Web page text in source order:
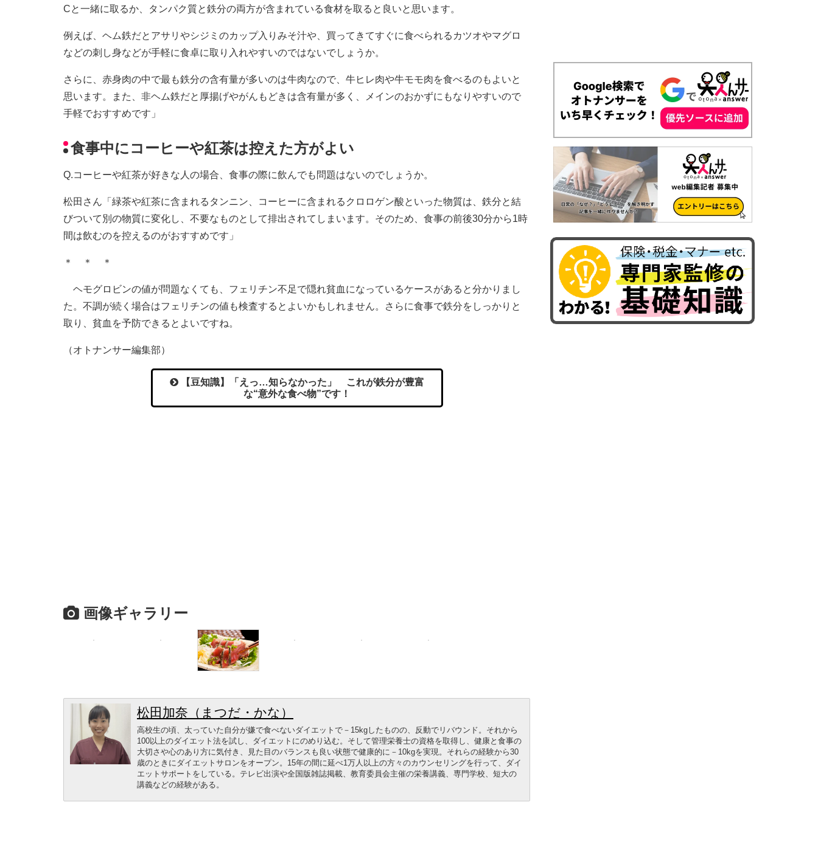
Cと一緒に取るか、タンパク質と鉄分の両方が含まれている食材を取ると良いと思います。
例えば、ヘム鉄だとアサリやシジミのカップ入りみそ汁や、買ってきてすぐに食べられるカツオやマグロ
などの刺し身などが手軽に食卓に取り入れやすいのではないでしょうか。
さらに、赤身肉の中で最も鉄分の含有量が多いのは牛肉なので、牛ヒレ肉や牛モモ肉を食べるのもよいと
思います。また、非ヘム鉄だと厚揚げやがんもどきは含有量が多く、メインのおかずにもなりやすいので
手軽でおすすめです」
食事中にコーヒーや紅茶は控えた方がよい
Q.コーヒーや紅茶が好きな人の場合、食事の際に飲んでも問題はないのでしょうか。
松田さん「緑茶や紅茶に含まれるタンニン、コーヒーに含まれるクロロゲン酸といった物質は、鉄分と結
びついて別の物質に変化し、不要なものとして排出されてしまいます。そのため、食事の前後30分から1時
間は飲むのを控えるのがおすすめです」
＊ ＊ ＊
ヘモグロビンの値が問題なくても、フェリチン不足で隠れ貧血になっているケースがあると分かりまし
た。不調が続く場合はフェリチンの値も検査するとよいかもしれません。さらに食事で鉄分をしっかりと
取り、貧血を予防できるとよいですね。
（オトナンサー編集部）
【豆知識】「えっ…知らなかった」 これが鉄分が豊富
な“意外な食べ物”です！
画像ギャラリー
松田加奈（まつだ・かな）
高校生の頃、太っていた自分が嫌で食べないダイエットで－15kgしたものの、反動でリバウンド。それから
100以上のダイエット法を試し、ダイエットにのめり込む。そして管理栄養士の資格を取得し、健康と食事の
大切さや心のあり方に気付き、見た目のバランスも良い状態で健康的に－10kgを実現。それらの経験から30
歳のときにダイエットサロンをオープン。15年の間に延べ1万人以上の方々のカウンセリングを行って、ダイ
エットサポートをしている。テレビ出演や全国版雑誌掲載、教育委員会主催の栄養講義、専門学校、短大の
講義などの経験がある。